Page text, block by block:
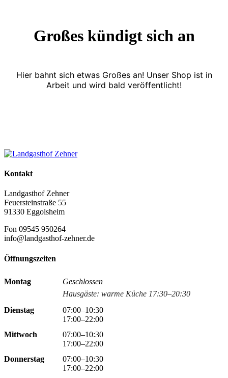
Großes kündigt sich an
Hier bahnt sich etwas Großes an! Unser Shop ist in
Arbeit und wird bald veröffentlicht!
Kontakt
Landgasthof Zehner
Feuersteinstraße 55
91330 Eggolsheim
Fon 09545 950264
info@landgasthof-zehner.de
Öffnungszeiten
Montag
Geschlossen
Hausgäste: warme Küche 17:30–20:30
Dienstag
07:00–10:30
17:00–22:00
Mittwoch
07:00–10:30
17:00–22:00
Donnerstag
07:00–10:30
17:00–22:00